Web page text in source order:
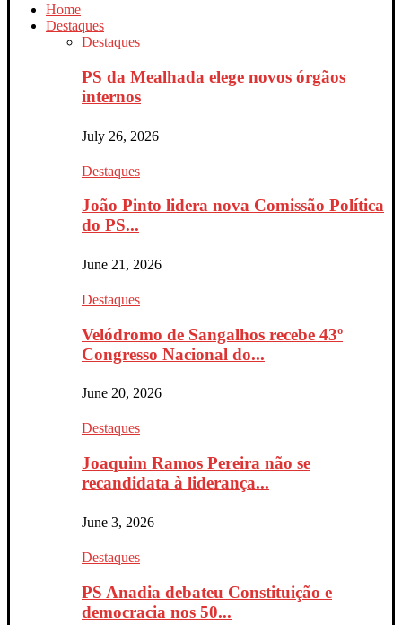
Home
Destaques
Destaques
PS da Mealhada elege novos órgãos
internos
July 26, 2026
Destaques
João Pinto lidera nova Comissão Política
do PS...
June 21, 2026
Destaques
Velódromo de Sangalhos recebe 43º
Congresso Nacional do...
June 20, 2026
Destaques
Joaquim Ramos Pereira não se
recandidata à liderança...
June 3, 2026
Destaques
PS Anadia debateu Constituição e
democracia nos 50...